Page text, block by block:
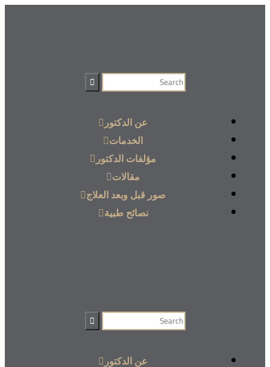
عن الدكتور
الخدمات
مؤلفات الدكتور
مقالات
صور قبل وبعد العلاج
نصائح طبية
عن الدكتور